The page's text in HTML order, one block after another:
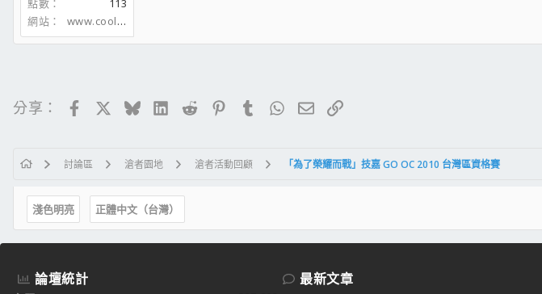
點數
113
網站
www.coolaler.com
分享： FacebookBlueskyLinkedIn
RedditPinterestTumblrWhatsApp
電子郵件
連結
討論區 滄者園地 滄者活動回顧 「為了榮耀而戰」技嘉 GO OC 2010 台灣區資格賽
淺色明亮 正體中文（台灣）
論壇統計 最新文章